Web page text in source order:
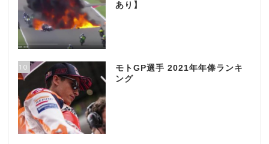
あり】
10
モトGP選手 2021年年俸ランキ
ング